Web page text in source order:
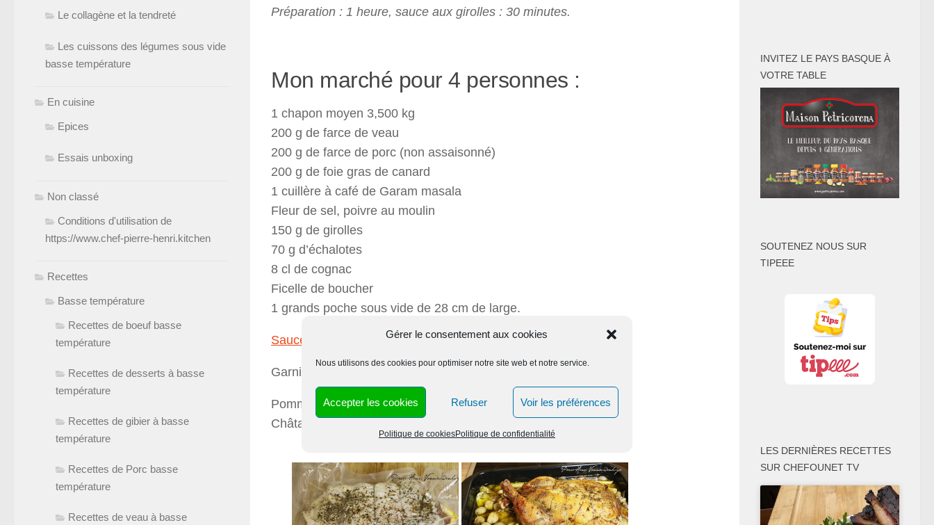
Gérer le consentement aux cookies
Nous utilisons des cookies pour optimiser notre site web et notre service.
Accepter les cookies Refuser Voir les préférences
Politique de cookiesPolitique de confidentialité
Préparation : 1 heure, sauce aux girolles : 30 minutes.
Mon marché pour 4 personnes :
1 chapon moyen 3,500 kg
200 g de farce de veau
200 g de farce de porc (non assaisonné)
200 g de foie gras de canard
1 cuillère à café de Garam masala
Fleur de sel, poivre au moulin
150 g de girolles
70 g d’échalotes
8 cl de cognac
Ficelle de boucher
1 grands poche sous vide de 28 cm de large.
Sauce aux girolles : voir recette dans ce lien
Garniture :
Pommes de terre à chair ferme (ratte)
Châtaignes cuites épluchées
Le collagène et la tendreté
Les cuissons des légumes sous vide
basse température
En cuisine
Epices
Essais unboxing
Non classé
Conditions d'utilisation de
https://www.chef-pierre-henri.kitchen
Recettes
Basse température
Recettes de boeuf basse
température
Recettes de desserts à basse
température
Recettes de gibier à basse
température
Recettes de Porc basse
température
Recettes de veau à basse
INVITEZ LE PAYS BASQUE À
VOTRE TABLE
SOUTENEZ NOUS SUR
TIPEEE
LES DERNIÈRES RECETTES
SUR CHEFOUNET TV